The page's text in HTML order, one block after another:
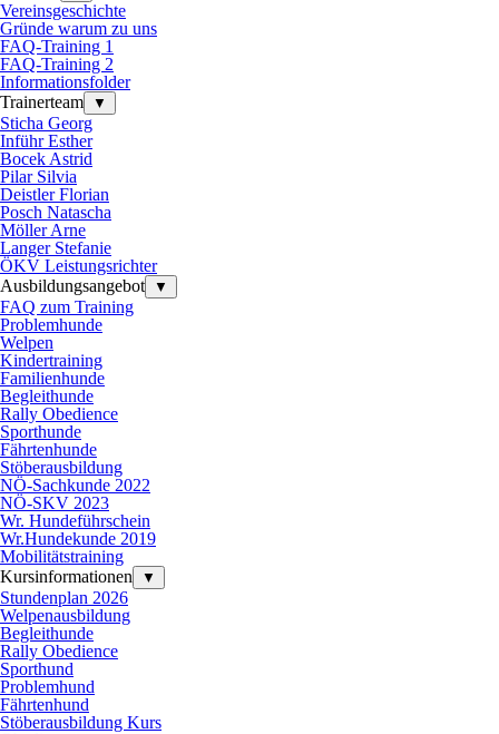
Vereinsgeschichte
Gründe warum zu uns
FAQ-Training 1
FAQ-Training 2
Informationsfolder
Trainerteam
▼
Sticha Georg
Inführ Esther
Bocek Astrid
Pilar Silvia
Deistler Florian
Posch Natascha
Möller Arne
Langer Stefanie
ÖKV Leistungsrichter
Ausbildungsangebot
▼
FAQ zum Training
Problemhunde
Welpen
Kindertraining
Familienhunde
Begleithunde
Rally Obedience
Sporthunde
Fährtenhunde
Stöberausbildung
NÖ-Sachkunde 2022
NÖ-SKV 2023
Wr. Hundeführschein
Wr.Hundekunde 2019
Mobilitätstraining
Kursinformationen
▼
Stundenplan 2026
Welpenausbildung
Begleithunde
Rally Obedience
Sporthund
Problemhund
Fährtenhund
Stöberausbildung Kurs